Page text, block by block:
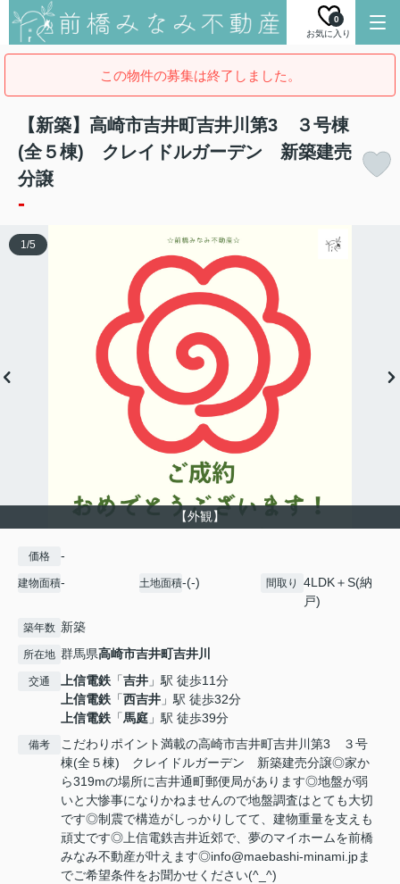
お気に入り
0
この物件の募集は終了しました。
【新築】高崎市吉井町吉井川第3 ３号棟
(全５棟) クレイドルガーデン 新築建売
分譲
-
【外観】
1/5
価格 -
建物面積- 土地面積-(-) 間取り
4LDK＋S(納
戸)
築年数 新築
所在地 群馬県高崎市吉井町吉井川
交通 上信電鉄 「吉井 」駅 徒歩11分
上信電鉄 「西吉井 」駅 徒歩32分
上信電鉄 「馬庭 」駅 徒歩39分
備考
こだわりポイント満載の高崎市吉井町吉井川第3 ３号
棟(全５棟) クレイドルガーデン 新築建売分譲◎家か
ら319mの場所に吉井通町郵便局があります◎地盤が弱
いと大惨事になりかねませんので地盤調査はとても大切
です◎制震で構造がしっかりしてて、建物重量を支えも
頑丈です◎上信電鉄吉井近郊で、夢のマイホームを前橋
みなみ不動産が叶えます◎info@maebashi-minami.jpま
でご希望条件をお聞かせください(^_^)